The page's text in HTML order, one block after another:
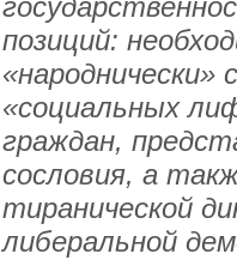
позиций:
«народнически»
«социальных
граждан,
сословия, а
тиранической
либеральной